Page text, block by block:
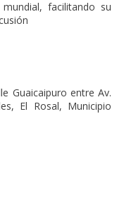
facilitando su
Guaicaipuro entre Av.
El Rosal, Municipio